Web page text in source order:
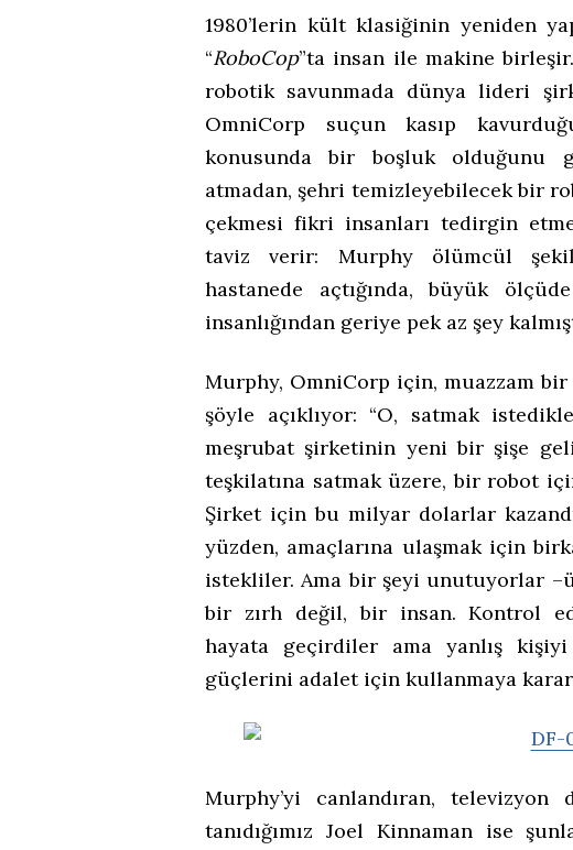
1980’lerin kült klasiğinin yeniden
“RoboCop”ta insan ile makine
robotik savunmada dünya lideri
OmniCorp suçun kasıp
konusunda bir boşluk olduğunu
atmadan, şehri temizleyebilecek bir
çekmesi fikri insanları tedirgin
taviz verir: Murphy ölümcül
hastanede açtığında, büyük
insanlığından geriye pek az şey
Murphy, OmniCorp için, muazzam
şöyle açıklıyor: “O, satmak
meşrubat şirketinin yeni bir şişe
teşkilatına satmak üzere, bir robot
Şirket için bu milyar dolarlar
yüzden, amaçlarına ulaşmak için
istekliler. Ama bir şeyi unutuyorlar
bir zırh değil, bir insan. Kontrol
hayata geçirdiler ama yanlış
güçlerini adalet için kullanmaya
Murphy’yi canlandıran,
tanıdığımız Joel Kinnaman ise